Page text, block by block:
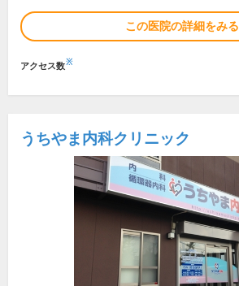
この医院の詳細をみる
アクセス数※
うちやま内科クリニック